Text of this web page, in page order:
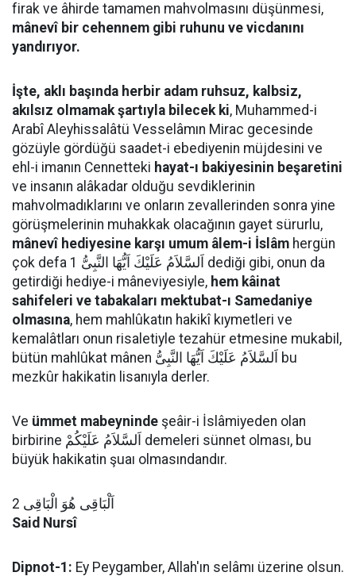
firak ve âhirde tamamen mahvolmasını düşünmesi,
mânevî bir cehennem gibi ruhunu ve vicdanını
yandırıyor.
İşte, aklı başında herbir adam ruhsuz, kalbsiz,
akılsız olmamak şartıyla bilecek ki, Muhammed-i
Arabî Aleyhissalâtü Vesselâmın Mirac gecesinde
gözüyle gördüğü saadet-i ebediyenin müjdesini ve
ehl-i imanın Cennetteki hayat-ı bakiyesinin beşaretini
ve insanın alâkadar olduğu sevdiklerinin
mahvolmadıklarını ve onların zevallerinden sonra yine
görüşmelerinin muhakkak olacağının gayet sürurlu,
mânevî hediyesine karşı umum âlem-i İslâm hergün
çok defa اَلسَّلاَمُ عَلَيْكَ اَيُّهَا النَّبِىُّ 1 dediği gibi, onun da
getirdiği hediye-i mâneviyesiyle, hem kâinat
sahifeleri ve tabakaları mektubat-ı Samedaniye
olmasına, hem mahlûkatın hakikî kıymetleri ve
kemalâtları onun risaletiyle tezahür etmesine mukabil,
bütün mahlûkat mânen اَلسَّلاَمُ عَلَيْكَ اَيُّهَا النَّبِىُّ bu
mezkûr hakikatin lisanıyla derler.
Ve ümmet mabeyninde şeâir-i İslâmiyeden olan
birbirine اَلسَّلاَمُ عَلَيْكُمْ demeleri sünnet olması, bu
büyük hakikatin şuaı olmasındandır.
اَلْبَاقِى هُوَ الْبَاقِى 2
Said Nursî
Dipnot-1: Ey Peygamber, Allah'ın selâmı üzerine olsun.